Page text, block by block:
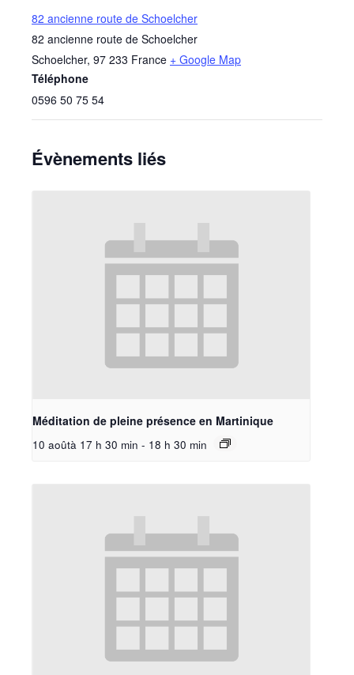
82 ancienne route de Schoelcher
82 ancienne route de Schoelcher
Schoelcher, 97 233 France + Google Map
Téléphone
0596 50 75 54
Évènements liés
Méditation de pleine présence en Martinique
10 aoûtà 17 h 30 min - 18 h 30 min